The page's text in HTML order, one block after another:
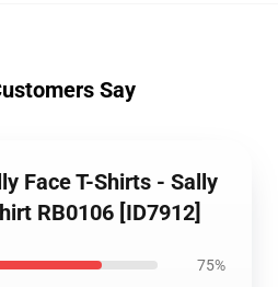
Say
Face T-Shirts - Sally
RB0106 [ID7912]
75%